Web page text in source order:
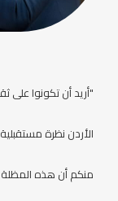
"أريد أن تكونوا على
الأردن نظرة
منكم أن هذه المظلة